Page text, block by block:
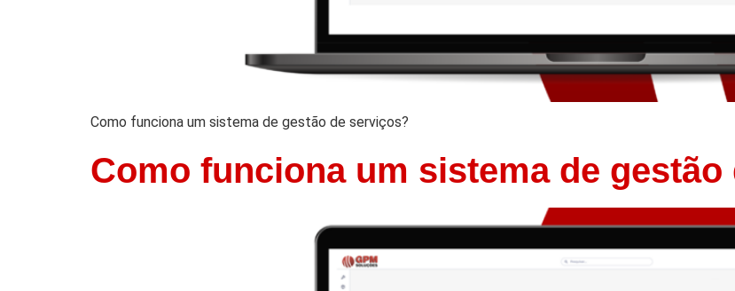
Como funciona um sistema de gestão de serviços?
Como funciona um sistema de